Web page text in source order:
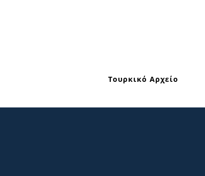
Τουρκικό Αρχείο